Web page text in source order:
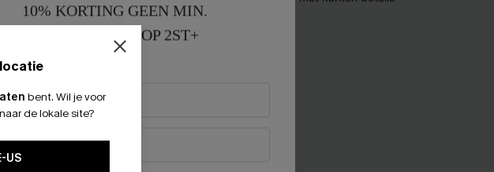
bent. Wil je voor
de lokale site?
US
10% KORTING GEEN MIN.
15% KORTING OP 2ST+